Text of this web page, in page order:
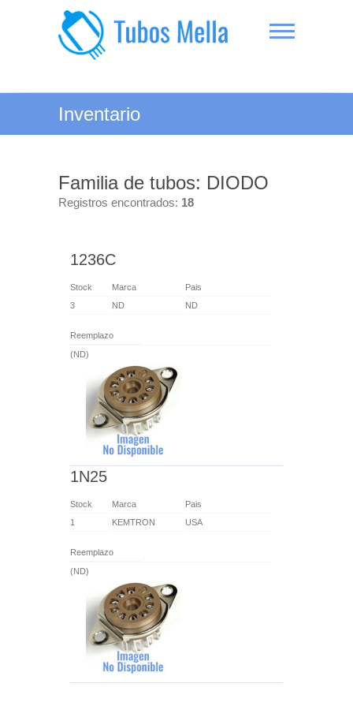
Tubos Mella
Inventario
Familia de tubos: DIODO
Registros encontrados: 18
1236C
Stock Marca
Pais
3
ND ND
Reemplazo
(ND)
1N25
Stock Marca
Pais
1
KEMTRON USA
Reemplazo
(ND)